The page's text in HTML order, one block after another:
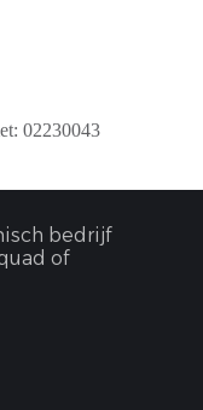
02230043
bedrijf
of